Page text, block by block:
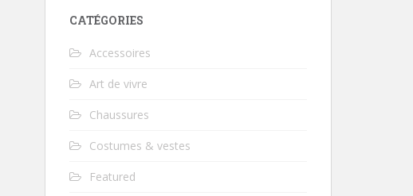
CATÉGORIES
Accessoires
Art de vivre
Chaussures
Costumes & vestes
Featured